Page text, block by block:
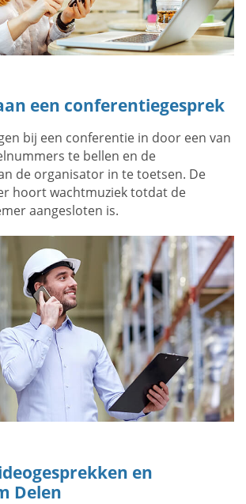
een conferentiegesprek
bij een conferentie in door een van
te bellen en de
de organisator in te toetsen. De
hoort wachtmuziek totdat de
aangesloten is.
en
Delen